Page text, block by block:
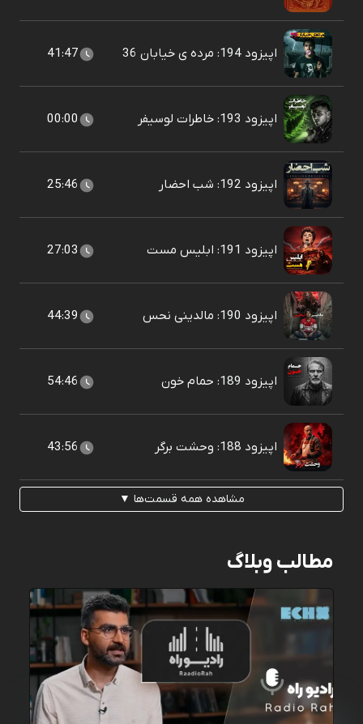
اپیزود 194: مرده ی خیابان 36 41:47
اپیزود 193: خاطرات لوسیفر 00:00
اپیزود 192: شب احضار 25:46
اپیزود 191: ابلیس مست 27:03
اپیزود 190: مالدینی نحس 44:39
اپیزود 189: حمام خون 54:46
اپیزود 188: وحشت برگر 43:56
مشاهده همه قسمت‌ها ▼
مطالب وبلاگ